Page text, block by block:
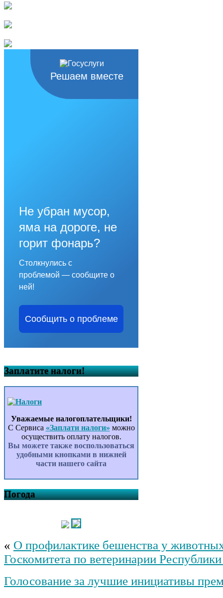
Решаем вместе
Не убран мусор,
яма на дороге, не
горит фонарь?
Столкнулись с
проблемой — сообщите о
ней!
Сообщить о проблеме
Заплатите налоги!
Уважаемые налогоплательщики!
С Сервиса «Заплати налоги» можно
осуществить оплату налогов.
Вы можете также воспользоваться
удобными кнопками в нижней
части нашего сайта
Погода
« О профилактике бешенства у
Госкомитета по ветеринарии
Голосование за лучшие инициативы